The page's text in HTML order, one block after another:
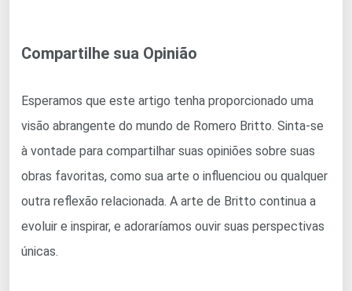
Compartilhe sua Opinião
Esperamos que este artigo tenha proporcionado uma
visão abrangente do mundo de Romero Britto. Sinta-se
à vontade para compartilhar suas opiniões sobre suas
obras favoritas, como sua arte o influenciou ou qualquer
outra reflexão relacionada. A arte de Britto continua a
evoluir e inspirar, e adoraríamos ouvir suas perspectivas
únicas.